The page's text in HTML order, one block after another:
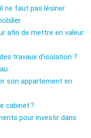
ne faut pas lésiner
afin de mettre en valeur
travaux d’isolation ?
son appartement en
cabinet ?
pour investir dans